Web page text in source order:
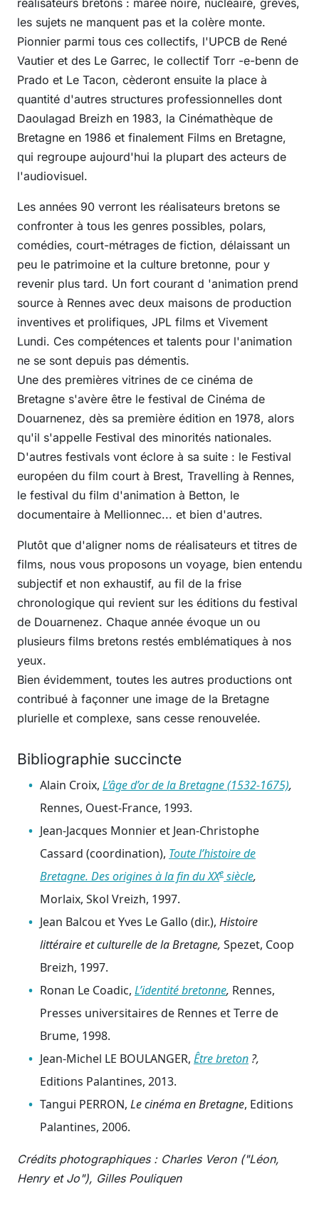
réalisateurs bretons : marée noire, nucléaire, grèves,
les sujets ne manquent pas et la colère monte.
Pionnier parmi tous ces collectifs, l'UPCB de René
Vautier et des Le Garrec, le collectif Torr -e-benn de
Prado et Le Tacon, cèderont ensuite la place à
quantité d'autres structures professionnelles dont
Daoulagad Breizh en 1983, la Cinémathèque de
Bretagne en 1986 et finalement Films en Bretagne,
qui regroupe aujourd'hui la plupart des acteurs de
l'audiovisuel.
Les années 90 verront les réalisateurs bretons se
confronter à tous les genres possibles, polars,
comédies, court-métrages de fiction, délaissant un
peu le patrimoine et la culture bretonne, pour y
revenir plus tard. Un fort courant d 'animation prend
source à Rennes avec deux maisons de production
inventives et prolifiques, JPL films et Vivement
Lundi. Ces compétences et talents pour l'animation
ne se sont depuis pas démentis.
Une des premières vitrines de ce cinéma de
Bretagne s'avère être le festival de Cinéma de
Douarnenez, dès sa première édition en 1978, alors
qu'il s'appelle Festival des minorités nationales.
D'autres festivals vont éclore à sa suite : le Festival
européen du film court à Brest, Travelling à Rennes,
le festival du film d'animation à Betton, le
documentaire à Mellionnec... et bien d'autres.
Plutôt que d'aligner noms de réalisateurs et titres de
films, nous vous proposons un voyage, bien entendu
subjectif et non exhaustif, au fil de la frise
chronologique qui revient sur les éditions du festival
de Douarnenez. Chaque année évoque un ou
plusieurs films bretons restés emblématiques à nos
yeux.
Bien évidemment, toutes les autres productions ont
contribué à façonner une image de la Bretagne
plurielle et complexe, sans cesse renouvelée.
Bibliographie succincte
Alain Croix, L’âge d’or de la Bretagne (1532-1675),
Rennes, Ouest-France, 1993.
Jean-Jacques Monnier et Jean-Christophe
Cassard (coordination), Toute l’histoire de
Bretagne. Des origines à la fin du XXe siècle,
Morlaix, Skol Vreizh, 1997.
Jean Balcou et Yves Le Gallo (dir.), Histoire
littéraire et culturelle de la Bretagne, Spezet, Coop
Breizh, 1997.
Ronan Le Coadic, L’identité bretonne, Rennes,
Presses universitaires de Rennes et Terre de
Brume, 1998.
Jean-Michel LE BOULANGER, Être breton ?,
Editions Palantines, 2013.
Tangui PERRON, Le cinéma en Bretagne, Editions
Palantines, 2006.
Crédits photographiques : Charles Veron ("Léon,
Henry et Jo"), Gilles Pouliquen